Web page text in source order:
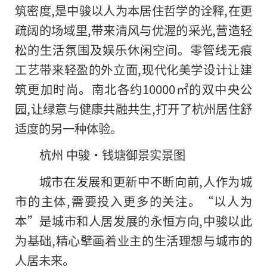
筑密度,是中骏以人为本居住哲学的诠释,在更
疏阔的场域里,带来清风与优渥的采光,营造轻
松的生活氛围及娱乐休闲空间。零管线无痕
工艺带来轻盈的外立面,现代化美学设计让建
筑更加时尚。南北各约10000㎡的双中央公
园,让绿意与健康共融共生,打开了杭州居住舒
适度的另一种体验。
杭州 中骏·钱塘御景实景图
城市在发展和更新中不断向前,人作为城
市的主体,需要投入更多的关注。“以人为
本”是城市和人居发展的永恒方向,中骏以此
为基础,精心擘画着业主的生活理想与城市的
人居未来。